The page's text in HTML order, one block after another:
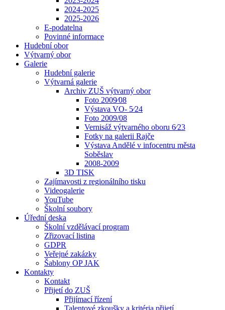
2024-2025
2025-2026
E-podatelna
Povinné informace
Hudební obor
Výtvarný obor
Galerie
Hudební galerie
Výtvarná galerie
Archiv ZUŠ výtvarný obor
Foto 2009⁄08
Výstava VO- 5⁄24
Foto 2009/08
Vernisáž výtvarného oboru 6⁄23
Fotky na galerii Rajče
Výstava Andělé v infocentru města
Soběslav
2008-2009
3D TISK
Zajímavosti z regionálního tisku
Videogalerie
YouTube
Školní soubory
Úřední deska
Školní vzdělávací program
Zřizovací listina
GDPR
Veřejné zakázky
Šablony OP JAK
Kontakty
Kontakt
Přijetí do ZUŠ
Přijímací řízení
Talentové zkoušky a kritéria přijetí